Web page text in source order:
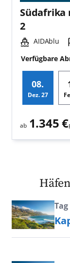
Südafrika
2
Schiff:
AIDAblu
Verfügbare
08.
Dez.27
ab 1.345 €
Tag